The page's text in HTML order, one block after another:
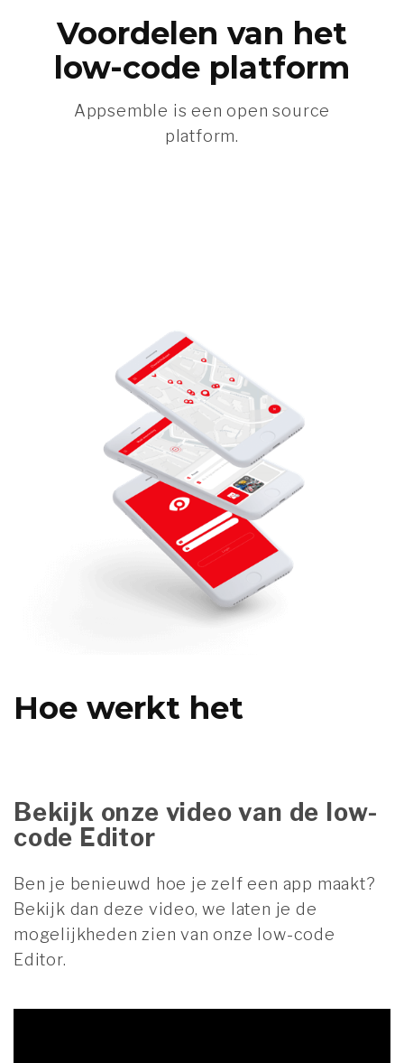
Voordelen van het
low-code platform
Appsemble is een open source
platform.
Hoe werkt het
Bekijk onze video van de low-
code Editor
Ben je benieuwd hoe je zelf een app maakt?
Bekijk dan deze video, we laten je de
mogelijkheden zien van onze low-code
Editor.